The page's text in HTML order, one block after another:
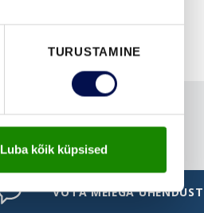
TURUSTAMINE
Luba kõik küpsised
VÕTA MEIEGA ÜHENDUST